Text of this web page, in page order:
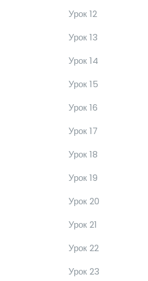
Урок 12
Урок 13
Урок 14
Урок 15
Урок 16
Урок 17
Урок 18
Урок 19
Урок 20
Урок 21
Урок 22
Урок 23